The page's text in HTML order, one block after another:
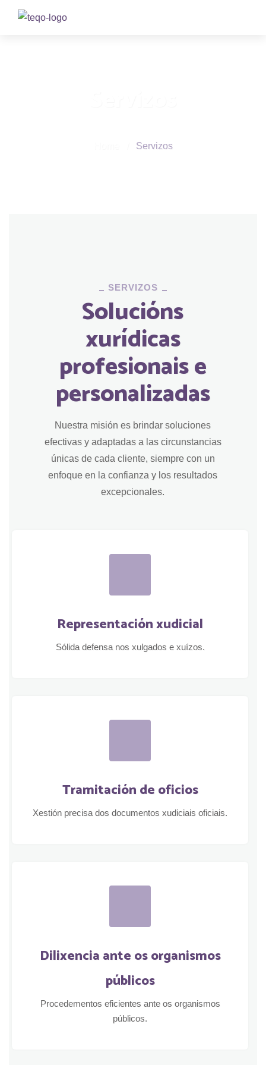
Servizos
SERVIZOS
Solucións
xurídicas
profesionais e
personalizadas
Nuestra misión es brindar soluciones
efectivas y adaptadas a las circunstancias
únicas de cada cliente, siempre con un
enfoque en la confianza y los resultados
excepcionales.
Representación xudicial
Sólida defensa nos xulgados e xuízos.
Tramitación de oficios
Xestión precisa dos documentos xudiciais oficiais.
Dilixencia ante os organismos
públicos
Procedementos eficientes ante os organismos
públicos.